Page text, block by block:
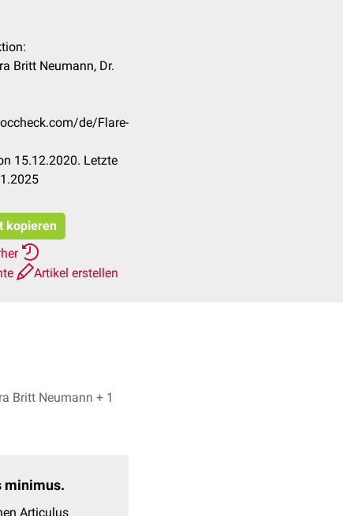
Britt Neumann, Dr.
de/Flare-
15.12.2020. Letzte
kopieren
Artikel erstellen
Hoda Rezaie, Mara Britt Neumann + 1
minimus.
Articulus